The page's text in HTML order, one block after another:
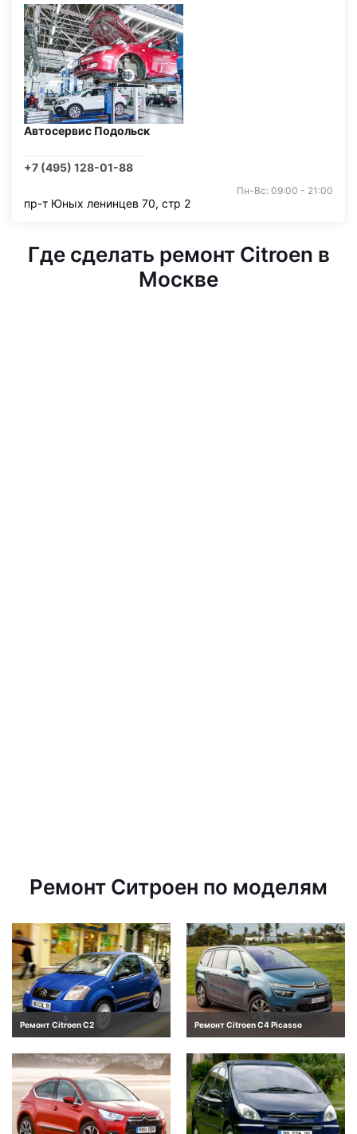
Автосервис Подольск
+7 (495) 128-01-88
Пн-Вс: 09:00 - 21:00
пр-т Юных ленинцев 70, стр 2
Где сделать ремонт Citroen в
Москве
Ремонт Ситроен по моделям
Ремонт Citroen C2 Ремонт Citroen C4 Picasso